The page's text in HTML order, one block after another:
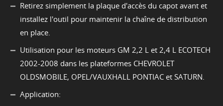
Retirez simplement la plaque d'accès du capot avant et
installez l'outil pour maintenir la chaîne de distribution
en place.
Utilisation pour les moteurs GM 2,2 L et 2,4 L ECOTECH
2002-2008 dans les plateformes CHEVROLET
OLDSMOBILE, OPEL/VAUXHALL PONTIAC et SATURN.
Application: